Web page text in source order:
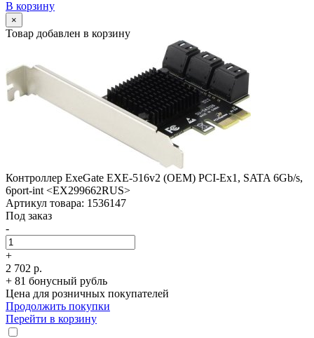
В корзину
×
Товар добавлен в корзину
Контроллер ExeGate EXE-516v2 (OEM) PCI-Ex1, SATA 6Gb/­s,
6port-int <EX299662RUS>
Артикул товара: 1536147
Под заказ
-
+
2 702 р.
+ 81 бонусный рубль
Цена для розничных покупателей
Продолжить покупки
Перейти в корзину